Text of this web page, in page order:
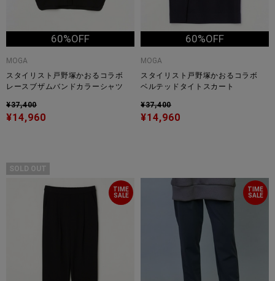
60%OFF
MOGA
スタイリスト戸野塚かおるコラボ
レースブザムバンドカラーシャツ
¥37,400
¥14,960
60%OFF
MOGA
スタイリスト戸野塚かおるコラボ
ベルテッドタイトスカート
¥37,400
¥14,960
SOLD OUT
TIME
SALE
TIME
SALE